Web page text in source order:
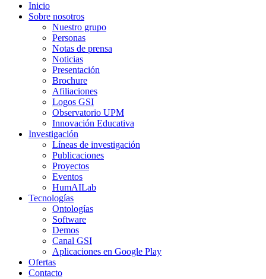
Inicio
Sobre nosotros
Nuestro grupo
Personas
Notas de prensa
Noticias
Presentación
Brochure
Afiliaciones
Logos GSI
Observatorio UPM
Innovación Educativa
Investigación
Líneas de investigación
Publicaciones
Proyectos
Eventos
HumAILab
Tecnologías
Ontologías
Software
Demos
Canal GSI
Aplicaciones en Google Play
Ofertas
Contacto